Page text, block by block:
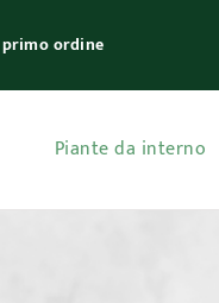
primo ordine
Piante da interno